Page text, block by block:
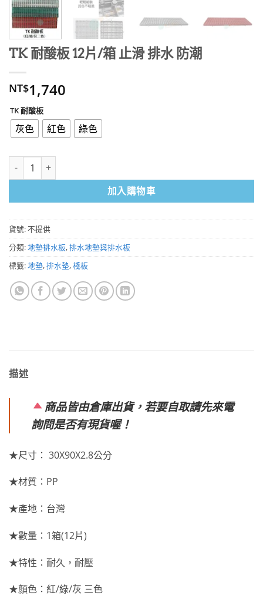
TK 耐酸板 12片/箱 止滑 排水 防潮
NT$1,740
TK 耐酸板
灰色 紅色 綠色
TK 耐酸板 12片/箱 止滑 排水 防潮 數量
加入購物車
貨號:不提供
分類:地墊排水板,排水地墊與排水板
標籤:地墊,排水墊,棧板
描述
商品皆由倉庫出貨，若要自取請先來電
詢問是否有現貨喔！
★尺寸： 30X90X2.8公分
★材質：PP
★產地：台灣
★數量：1箱(12片)
★特性：耐久，耐壓
★顏色：紅/綠/灰 三色